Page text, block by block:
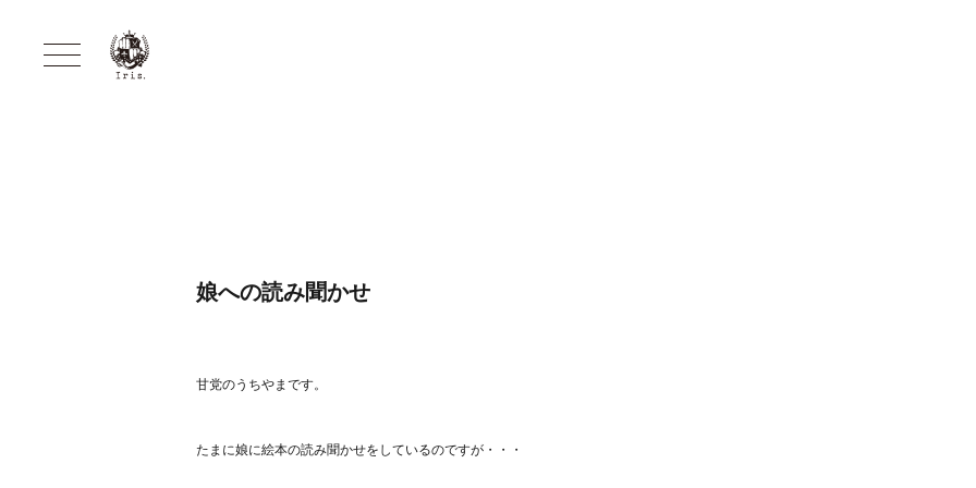
娘への読み聞かせ
甘党のうちやまです。
たまに娘に絵本の読み聞かせをしているのですが・・・